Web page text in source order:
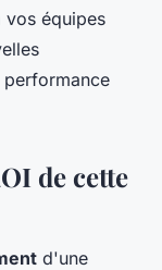
vos équipes
performance
de cette
d'une